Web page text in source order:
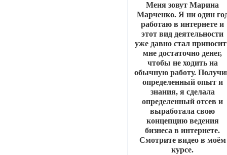
Меня зовут Марина
Марченко. Я ни один
работаю в интернете и
этот вид деятельности
уже давно стал
мне достаточно денег,
чтобы не ходить на
обычную работу.
определенный опыт и
знания, я сделала
определенный отсев и
выработала свою
концепцию ведения
бизнеса в интернете.
Смотрите видео в моём
курсе.